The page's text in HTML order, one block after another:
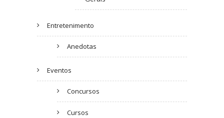
Entretenimento
Anedotas
Eventos
Concursos
Cursos